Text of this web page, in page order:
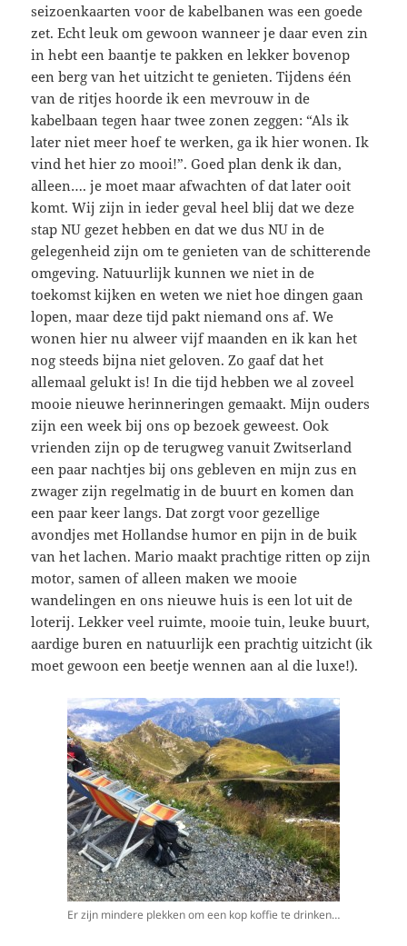
seizoenkaarten voor de kabelbanen was een goede
zet. Echt leuk om gewoon wanneer je daar even zin
in hebt een baantje te pakken en lekker bovenop
een berg van het uitzicht te genieten. Tijdens één
van de ritjes hoorde ik een mevrouw in de
kabelbaan tegen haar twee zonen zeggen: “Als ik
later niet meer hoef te werken, ga ik hier wonen. Ik
vind het hier zo mooi!”. Goed plan denk ik dan,
alleen…. je moet maar afwachten of dat later ooit
komt. Wij zijn in ieder geval heel blij dat we deze
stap NU gezet hebben en dat we dus NU in de
gelegenheid zijn om te genieten van de schitterende
omgeving. Natuurlijk kunnen we niet in de
toekomst kijken en weten we niet hoe dingen gaan
lopen, maar deze tijd pakt niemand ons af. We
wonen hier nu alweer vijf maanden en ik kan het
nog steeds bijna niet geloven. Zo gaaf dat het
allemaal gelukt is! In die tijd hebben we al zoveel
mooie nieuwe herinneringen gemaakt. Mijn ouders
zijn een week bij ons op bezoek geweest. Ook
vrienden zijn op de terugweg vanuit Zwitserland
een paar nachtjes bij ons gebleven en mijn zus en
zwager zijn regelmatig in de buurt en komen dan
een paar keer langs. Dat zorgt voor gezellige
avondjes met Hollandse humor en pijn in de buik
van het lachen. Mario maakt prachtige ritten op zijn
motor, samen of alleen maken we mooie
wandelingen en ons nieuwe huis is een lot uit de
loterij. Lekker veel ruimte, mooie tuin, leuke buurt,
aardige buren en natuurlijk een prachtig uitzicht (ik
moet gewoon een beetje wennen aan al die luxe!).
Er zijn mindere plekken om een kop koffie te drinken…